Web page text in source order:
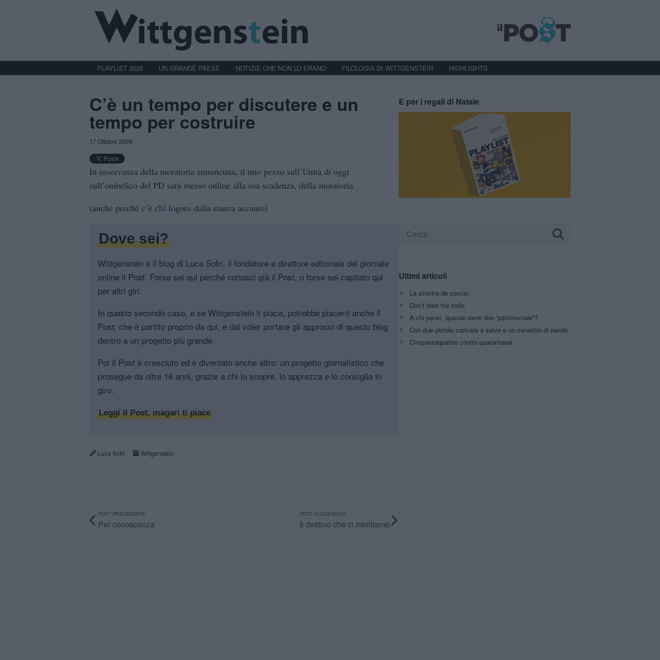
PLAYLIST 2025 UN GRANDE PAESE NOTIZIE CHE NON LO ERANO FILOLOGIA DI WITTGENSTEIN HIGHLIGHTS
C’è un tempo per discutere e un
tempo per costruire
17 Ottobre 2008
In osservanza della moratoria annunciata, il mio pezzo sull’Unità di oggi
sull’ombelico del PD sarà messo online alla sua scadenza, della moratoria
(anche perché c’è chi logora dalla stanza accanto)
Dove sei?
Wittgenstein è il blog di Luca Sofri, il fondatore e direttore editoriale del giornale
online il Post. Forse sei qui perché conosci già il Post, o forse sei capitato qui
per altri giri.
In questo secondo caso, e se Wittgenstein ti piace, potrebbe piacerti anche il
Post: che è partito proprio da qui, e dal voler portare gli approcci di questo blog
dentro a un progetto più grande.
Poi il Post è cresciuto ed è diventato anche altro: un progetto giornalistico che
prosegue da oltre 16 anni, grazie a chi lo scopre, lo apprezza e lo consiglia in
giro.
Leggi il Post, magari ti piace
Luca Sofri Wittgenstein
POST PRECEDENTE
Per conoscenza
POST SUCCESSIVO
Il destino che ci meritiamo
E per i regali di Natale
Ultimi articoli
La sinistra de coccio
Don’t feed the trolls
A chi pensi, quando senti dire “patrimoniale”?
Con due pistole caricate a salve e un canestro di parole
Cinquantaquattro contro quarantasei